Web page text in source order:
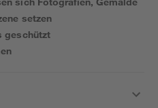
setzen
geschützt